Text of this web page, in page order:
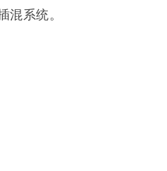
混系统。